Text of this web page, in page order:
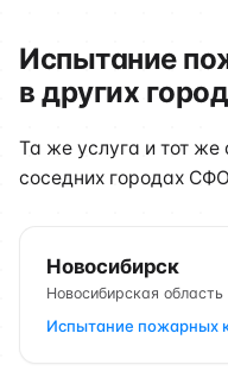
Испытание
в других
Та же услуга и тот
соседних городах
Новосибирск
Новосибирская область
Испытание пожарных